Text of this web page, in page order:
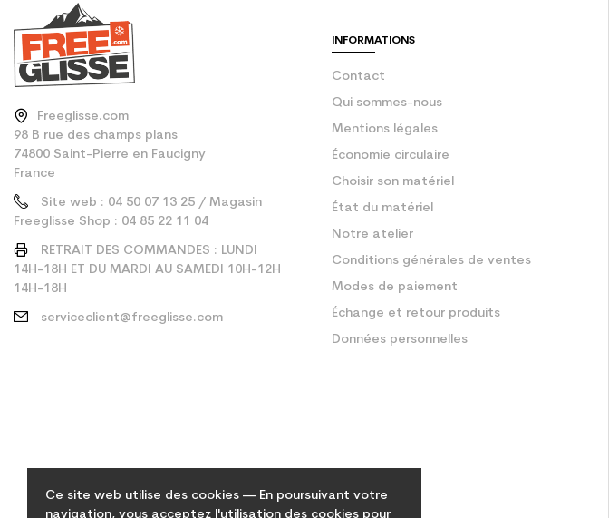
Ce site web utilise des cookies — En poursuivant votre
navigation, vous acceptez l'utilisation des cookies pour
Freeglisse.com
98 B rue des champs plans
74800 Saint-Pierre en Faucigny
France
Site web : 04 50 07 13 25 / Magasin
Freeglisse Shop : 04 85 22 11 04
RETRAIT DES COMMANDES : LUNDI
14H-18H ET DU MARDI AU SAMEDI 10H-12H
14H-18H
serviceclient@freeglisse.com
INFORMATIONS
Contact
Qui sommes-nous
Mentions légales
Économie circulaire
Choisir son matériel
État du matériel
Notre atelier
Conditions générales de ventes
Modes de paiement
Échange et retour produits
Données personnelles